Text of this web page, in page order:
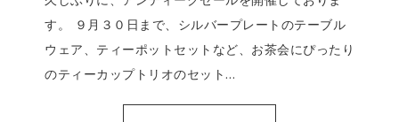
す。 ９月３０日まで、シルバープレートのテーブル
ウェア、ティーポットセットなど、お茶会にぴったり
のティーカップトリオのセット…